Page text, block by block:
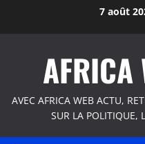
7 août
AFRICA
AVEC AFRICA WEB ACTU,
SUR LA POLITIQUE,